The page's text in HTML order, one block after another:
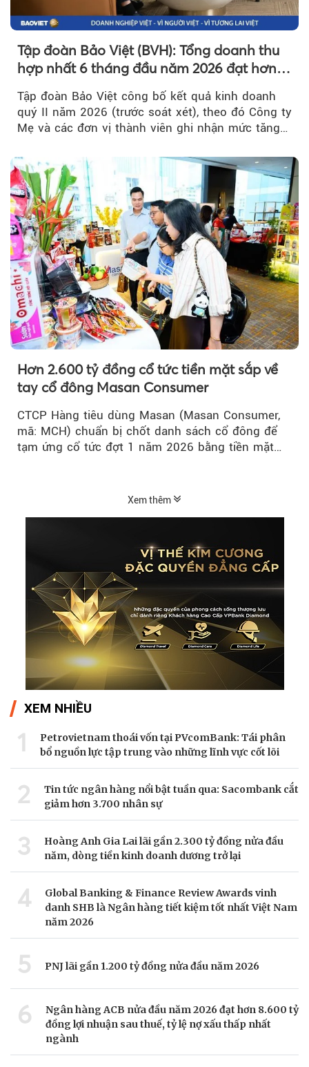
Tập đoàn Bảo Việt (BVH): Tổng doanh thu
hợp nhất 6 tháng đầu năm 2026 đạt hơn
32.000 tỷ đồng, tăng trưởng 9,2%
Tập đoàn Bảo Việt công bố kết quả kinh doanh
quý II năm 2026 (trước soát xét), theo đó Công ty
Mẹ và các đơn vị thành viên ghi nhận mức tăng
Hơn 2.600 tỷ đồng cổ tức tiền mặt sắp về
tay cổ đông Masan Consumer
CTCP Hàng tiêu dùng Masan (Masan Consumer,
mã: MCH) chuẩn bị chốt danh sách cổ đông để
tạm ứng cổ tức đợt 1 năm 2026 bằng tiền mặt
Xem thêm
XEM NHIỀU
1
Petrovietnam thoái vốn tại PVcomBank: Tái phân
bổ nguồn lực tập trung vào những lĩnh vực cốt lõi
2
Tin tức ngân hàng nổi bật tuần qua: Sacombank cắt
giảm hơn 3.700 nhân sự
3
Hoàng Anh Gia Lai lãi gần 2.300 tỷ đồng nửa đầu
năm, dòng tiền kinh doanh dương trở lại
4
Global Banking & Finance Review Awards vinh
danh SHB là Ngân hàng tiết kiệm tốt nhất Việt Nam
năm 2026
5 PNJ lãi gần 1.200 tỷ đồng nửa đầu năm 2026
6
Ngân hàng ACB nửa đầu năm 2026 đạt hơn 8.600 tỷ
đồng lợi nhuận sau thuế, tỷ lệ nợ xấu thấp nhất
ngành